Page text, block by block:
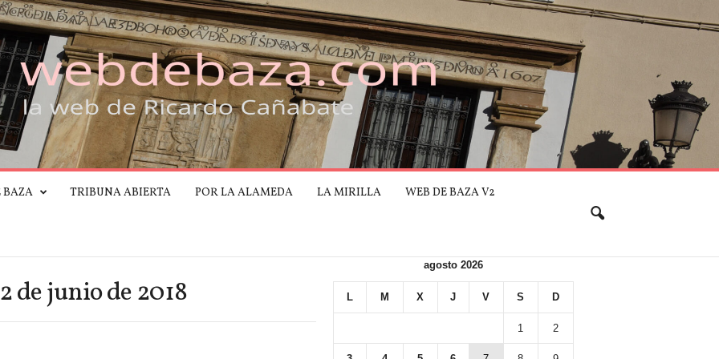
BAZA TRIBUNA ABIERTA POR LA ALAMEDA LA MIRILLA WEB DE BAZA V2
de junio de 2018
agosto 2026
L M X J V S D
1 2